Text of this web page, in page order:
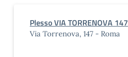
Plesso VIA TORRENOVA 147
Via Torrenova, 147 - Roma